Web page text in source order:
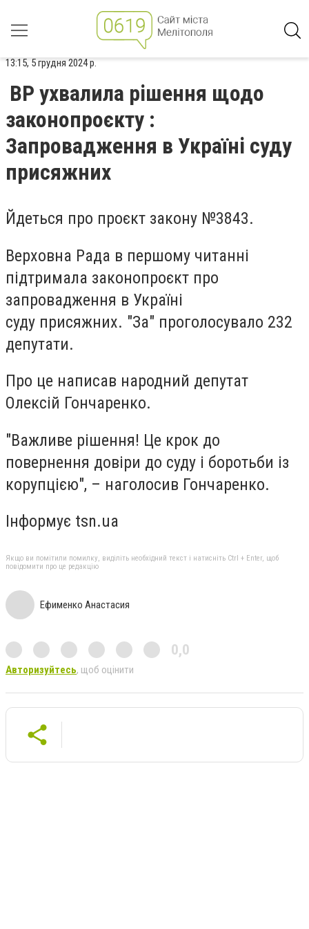
13:15, 5 грудня 2024 р.
ВР ухвалила рішення щодо
законопроєкту :
Запровадження в Україні суду
присяжних
Йдеться про проєкт закону №3843.
Верховна Рада в першому читанні
підтримала законопроєкт про
запровадження в Україні
суду присяжних. "За" проголосувало 232
депутати.
Про це написав народний депутат
Олексій Гончаренко.
"Важливе рішення! Це крок до
повернення довіри до суду і боротьби із
корупцією", – наголосив Гончаренко.
Інформує tsn.ua
Якщо ви помітили помилку, виділіть необхідний текст і натисніть Ctrl + Enter, щоб
повідомити про це редакцію
Ефименко Анастасия
0,0
Авторизуйтесь, щоб оцінити